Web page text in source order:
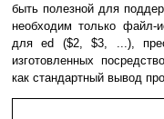
быть полезной для
необходим только файл-
для ed ($2, $3, ...),
изготовленных
как стандартный вывод